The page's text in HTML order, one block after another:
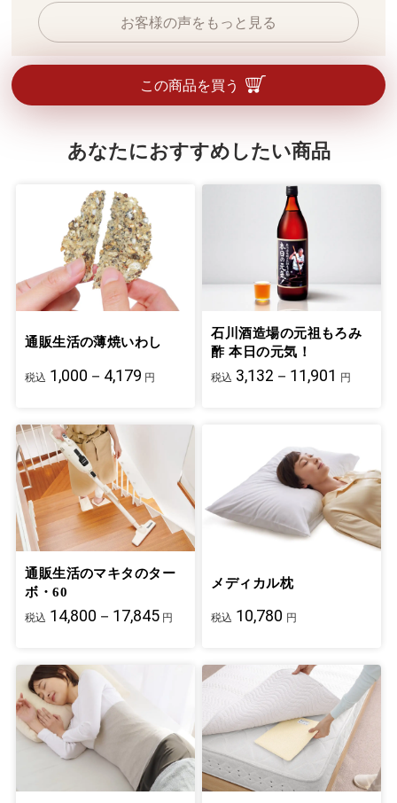
お客様の声をもっと見る
この商品を買う
あなたにおすすめしたい商品
通販生活の薄焼いわし
税込 1,000－4,179 円
石川酒造場の元祖もろみ
酢 本日の元気！
税込 3,132－11,901 円
通販生活のマキタのター
ボ・60
税込 14,800－17,845 円
メディカル枕
税込 10,780 円